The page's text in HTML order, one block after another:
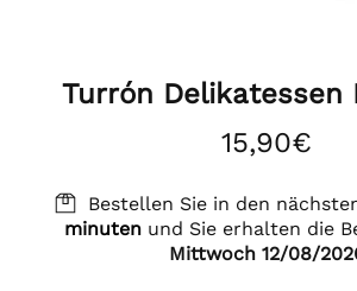
Turrón Delikatessen
15,90€
Bestellen Sie in den
minutenund Sie erhalten die
Mittwoch 12/08/